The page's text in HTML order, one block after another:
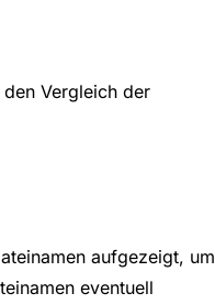
Vergleich der
aufgezeigt, um
eventuell